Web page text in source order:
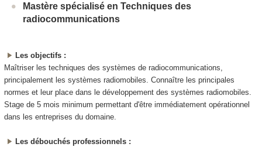
Mastère spécialisé en Techniques des
radiocommunications
Les objectifs :
Maîtriser les techniques des systèmes de radiocommunications,
principalement les systèmes radiomobiles. Connaître les principales
normes et leur place dans le développement des systèmes radiomobiles.
Stage de 5 mois minimum permettant d'être immédiatement opérationnel
dans les entreprises du domaine.
Les débouchés professionnels :